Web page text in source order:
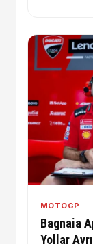
MOTOGP
Bagnaia
Yollar